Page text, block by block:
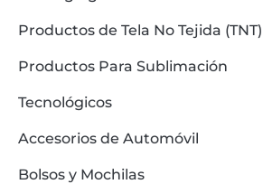
Productos de Tela No Tejida (TNT)
Productos Para Sublimación
Tecnológicos
Accesorios de Automóvil
Bolsos y Mochilas